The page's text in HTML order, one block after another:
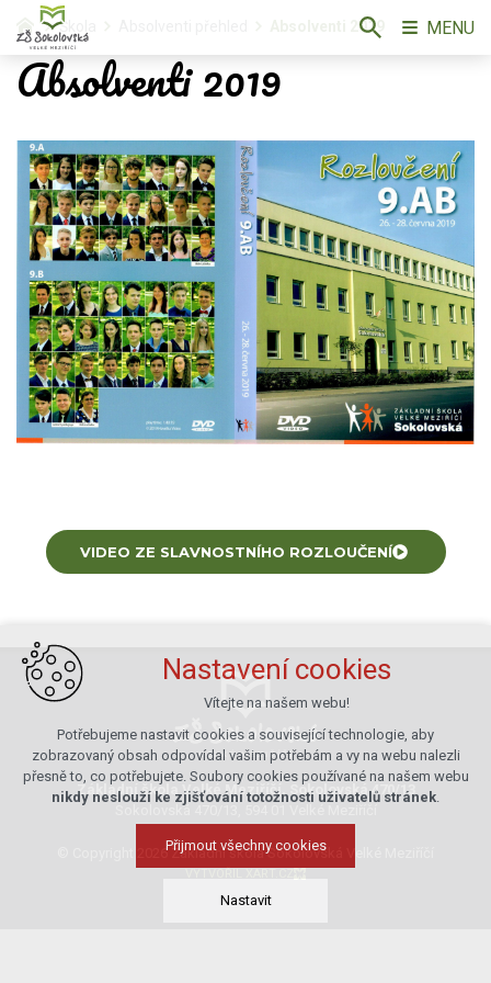
Škola Absolventi 2019
Absolventi 2019
VIDEO ZE SLAVNOSTNÍHO ROZLOUČENÍ
Základní škola Velké Meziříčí, Sokolovská 470/13
Sokolovská 470/13, 594 01 Velké Meziříčí
© Copyright 2026 Základní škola Sokolovská Velké Meziříčí
MENU
Nastavení cookies
Vítejte na našem webu!
Potřebujeme nastavit cookies a související technologie, aby
zobrazovaný obsah odpovídal vašim potřebám a vy na webu nalezli
přesně to, co potřebujete. Soubory cookies používané na našem webu
nikdy neslouží ke zjišťování totožnosti uživatelů stránek.
Přijmout všechny cookies
Nastavit